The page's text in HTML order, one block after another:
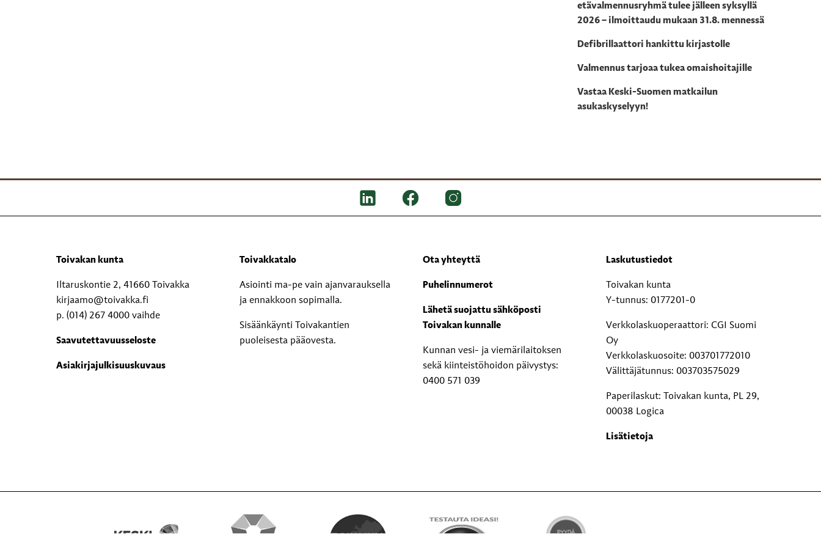
etävalmennusryhmä tulee jälleen syksyllä
2026 – ilmoittaudu mukaan 31.8. mennessä
Defibrillaattori hankittu kirjastolle
Valmennus tarjoaa tukea omaishoitajille
Vastaa Keski-Suomen matkailun
asukaskyselyyn!
Toivakan kunta
Iltaruskontie 2, 41660 Toivakka
kirjaamo@toivakka.fi
p. (014) 267 4000 vaihde
Saavutettavuusseloste
Asiakirjajulkisuuskuvaus
Toivakkatalo
Asiointi ma-pe vain ajanvarauksella
ja ennakkoon sopimalla.
Sisäänkäynti Toivakantien
puoleisesta pääovesta.
Ota yhteyttä
Puhelinnumerot
Lähetä suojattu sähköposti
Toivakan kunnalle
Kunnan vesi- ja viemärilaitoksen
sekä kiinteistöhoidon päivystys:
0400 571 039
Laskutustiedot
Toivakan kunta
Y-tunnus: 0177201-0
Verkkolaskuoperaattori: CGI Suomi
Oy
Verkkolaskuosoite: 003701772010
Välittäjätunnus: 003703575029
Paperilaskut: Toivakan kunta, PL 29,
00038 Logica
Lisätietoja